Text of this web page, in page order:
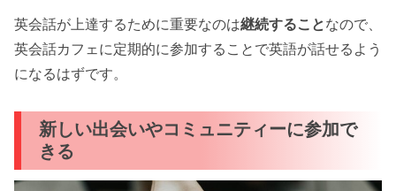
英会話が上達するために重要なのは継続することなので、
英会話カフェに定期的に参加することで英語が話せるよう
になるはずです。
新しい出会いやコミュニティーに参加で
きる